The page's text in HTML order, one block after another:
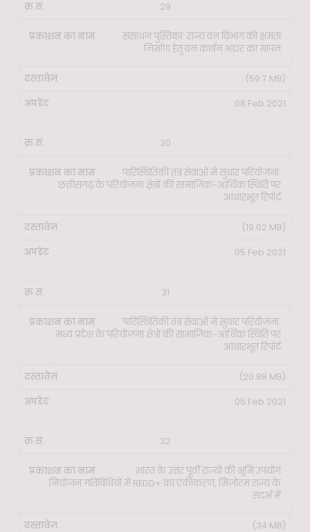
29
संसाधन पुस्तिका: राज्य वन विभाग की क्षमता
निर्माण हेतु वन कार्बन भंडार का मापन
(59.7 MB)
08 Feb 2021
30
पारिस्थितिकी तंत्र सेवाओं में सुधार परियोजना:
छत्तीसगढ़ के परियोजना क्षेत्रों की सामाजिक-आर्थिक स्थिति पर
आधारभूत रिपोर्ट
(19.02 MB)
05 Feb 2021
31
पारिस्थितिकी तंत्र सेवाओं में सुधार परियोजना:
मध्य प्रदेश के परियोजना क्षेत्रों की सामाजिक-आर्थिक स्थिति पर
आधारभूत रिपोर्ट
(20.98 MB)
05 Feb 2021
32
भारत के उत्तर पूर्वी राज्यों की भूमि उपयोग
नियोजन गतिविधियों में REDD+ का एकीकरण, मिजोरम राज्य के
संदर्भ में
(34 MB)